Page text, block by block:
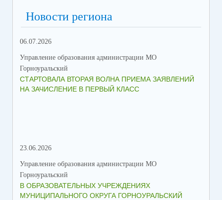
Новости региона
06.07.2026
Управление образования администрации МО
Горноуральский
СТАРТОВАЛА ВТОРАЯ ВОЛНА ПРИЕМА ЗАЯВЛЕНИЙ
НА ЗАЧИСЛЕНИЕ В ПЕРВЫЙ КЛАСС
23.06.2026
Управление образования администрации МО
Горноуральский
В ОБРАЗОВАТЕЛЬНЫХ УЧРЕЖДЕНИЯХ
МУНИЦИПАЛЬНОГО ОКРУГА ГОРНОУРАЛЬСКИЙ